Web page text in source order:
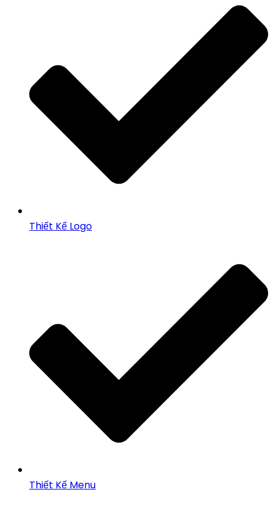
Thiết Kế Logo
Thiết Kế Menu